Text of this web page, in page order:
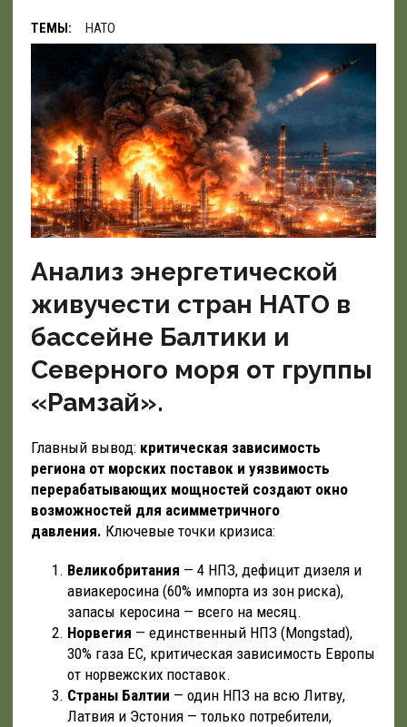
ТЕМЫ: НАТО
Анализ энергетической
живучести стран НАТО в
бассейне Балтики и
Северного моря от группы
«Рамзай».
Главный вывод: критическая зависимость
региона от морских поставок и уязвимость
перерабатывающих мощностей создают окно
возможностей для асимметричного
давления. Ключевые точки кризиса:
Великобритания — 4 НПЗ, дефицит дизеля и
авиакеросина (60% импорта из зон риска),
запасы керосина — всего на месяц.
Норвегия — единственный НПЗ (Mongstad),
30% газа ЕС, критическая зависимость Европы
от норвежских поставок.
Страны Балтии — один НПЗ на всю Литву,
Латвия и Эстония — только потребители,